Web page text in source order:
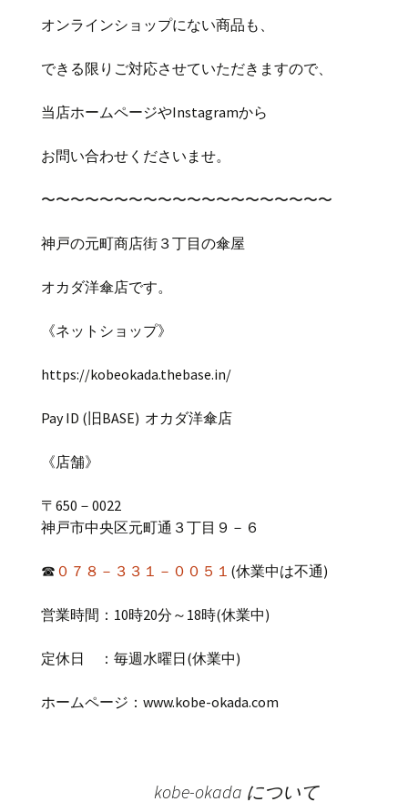
オンラインショップにない商品も、
できる限りご対応させていただきますので、
当店ホームページやInstagramから
お問い合わせくださいませ。
〜〜〜〜〜〜〜〜〜〜〜〜〜〜〜〜〜〜〜〜
神戸の元町商店街３丁目の傘屋
オカダ洋傘店です。
《ネットショップ》
https://kobeokada.thebase.in/
Pay ID ( 旧BASE) オカダ洋傘店
《店舗》
〒 650 － 0022
神戸市中央区元町通３丁目９－６
☎ ０７８－３３１－００５１ (休業中は不通)
営業時間： 10時20分～ 18時(休業中)
定休日 ：毎週水曜日(休業中)
ホームページ： www.kobe-okada.com
kobe-okada について